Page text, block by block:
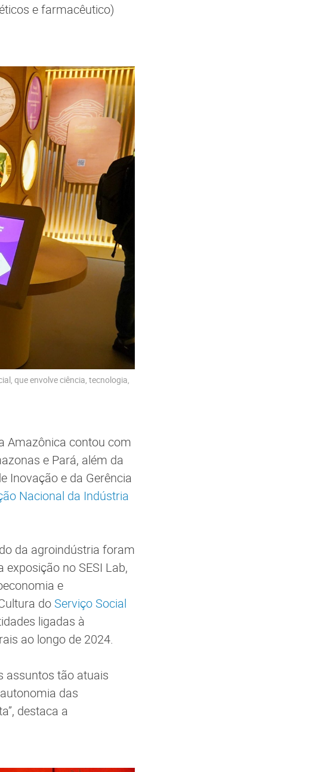
e farmacêutico)
que envolve ciência, tecnologia,
Amazônica contou com
e Pará, além da
Inovação e da Gerência
Nacional da Indústria
da agroindústria foram
no SESI Lab,
e
do Serviço Social
ligadas à
ao longo de 2024.
assuntos tão atuais
das
destaca a